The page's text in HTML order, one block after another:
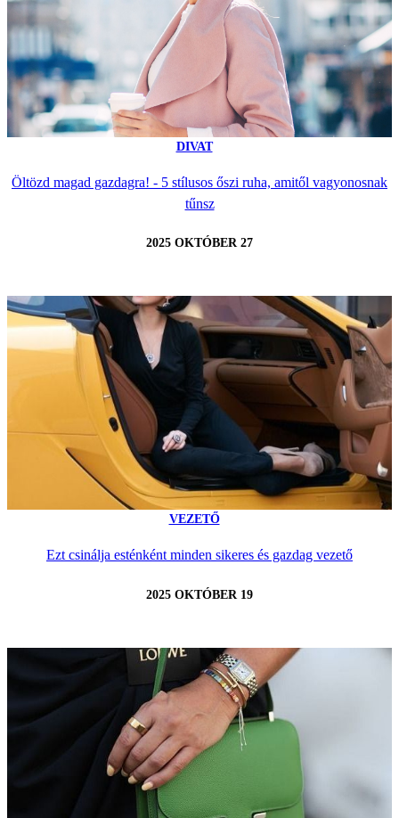
DIVAT
Öltözd magad gazdagra! - 5 stílusos őszi ruha, amitől vagyonosnak
tűnsz
2025 OKTÓBER 27
VEZETŐ
Ezt csinálja esténként minden sikeres és gazdag vezető
2025 OKTÓBER 19